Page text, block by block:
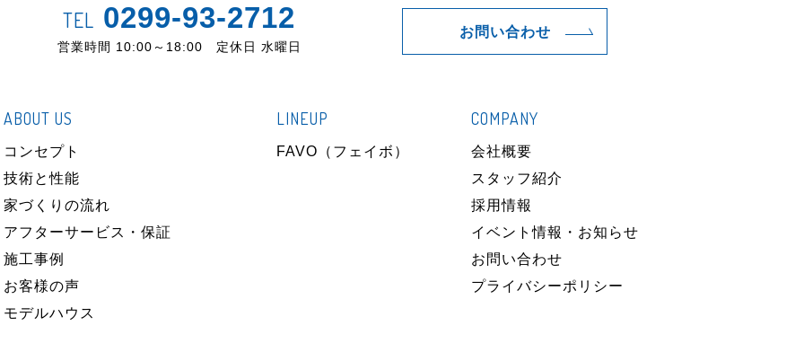
TEL 0299-93-2712
営業時間 10:00～18:00 定休日 水曜日
お問い合わせ
ABOUT US
コンセプト
技術と性能
家づくりの流れ
アフターサービス・保証
施工事例
お客様の声
モデルハウス
LINEUP
FAVO（フェイボ）
COMPANY
会社概要
スタッフ紹介
採用情報
イベント情報・お知らせ
お問い合わせ
プライバシーポリシー